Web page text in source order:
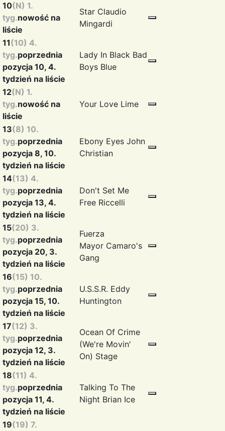
10(N) 1.
tyg.nowość na
liście
Star Claudio
Mingardi
11(10) 4.
tyg.poprzednia
pozycja 10, 4.
tydzień na liście
Lady In Black Bad
Boys Blue
12(N) 1.
tyg.nowość na
liście
Your Love Lime
13(8) 10.
tyg.poprzednia
pozycja 8, 10.
tydzień na liście
Ebony Eyes John
Christian
14(13) 4.
tyg.poprzednia
pozycja 13, 4.
tydzień na liście
Don't Set Me
Free Riccelli
15(20) 3.
tyg.poprzednia
pozycja 20, 3.
tydzień na liście
Fuerza
Mayor Camaro's
Gang
16(15) 10.
tyg.poprzednia
pozycja 15, 10.
tydzień na liście
U.S.S.R. Eddy
Huntington
17(12) 3.
tyg.poprzednia
pozycja 12, 3.
tydzień na liście
Ocean Of Crime
(We're Movin'
On) Stage
18(11) 4.
tyg.poprzednia
pozycja 11, 4.
tydzień na liście
Talking To The
Night Brian Ice
19(19) 7.